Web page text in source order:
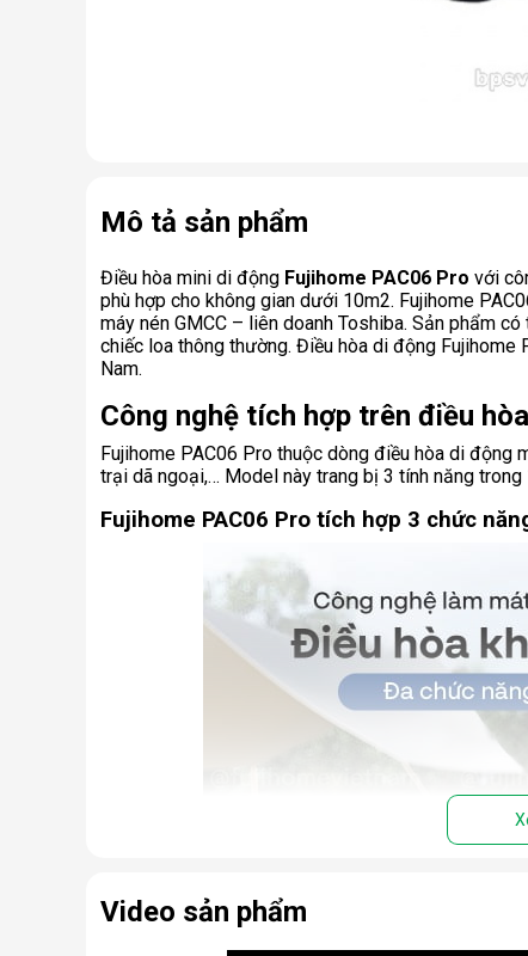
Mô tả sản phẩm
Điều hòa mini di động Fujihome PAC06 Pro với
phù hợp cho không gian dưới 10m2. Fujihome
máy nén GMCC – liên doanh Toshiba. Sản phẩm
chiếc loa thông thường. Điều hòa di động
Nam.
Công nghệ tích hợp trên điều
Fujihome PAC06 Pro thuộc dòng điều hòa di động
trại dã ngoại,… Model này trang bị 3 tính năng
Fujihome PAC06 Pro tích hợp 3 chức
Video sản phẩm